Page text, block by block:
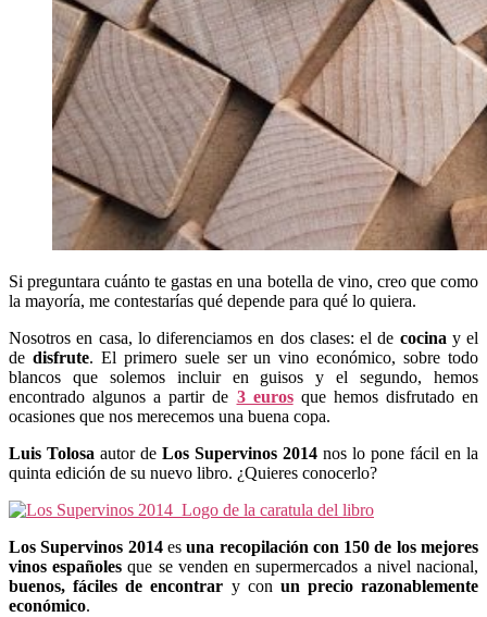
Si preguntara cuánto te gastas en una botella de vino, creo que como
la mayoría, me contestarías qué depende para qué lo quiera.
Nosotros en casa, lo diferenciamos en dos clases: el de cocinay el
de disfrute. El primero suele ser un vino económico, sobre todo
blancos que solemos incluir en guisos y el segundo, hemos
encontrado algunos a partir de 3 eurosque hemos disfrutado en
ocasiones que nos merecemos una buena copa.
Luis Tolosa autor de Los Supervinos 2014 nos lo pone fácil en la
quinta edición de su nuevo libro. ¿Quieres conocerlo?
Los Supervinos 2014esuna recopilación con 150 de los mejores
vinos españoles que se venden en supermercados a nivel nacional,
buenos, fáciles de encontrar y con un precio razonablemente
económico.